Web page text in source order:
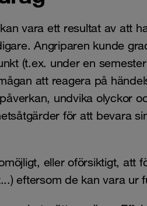
vara ett resultat av att
Angriparen kunde
(t.ex. under en
att reagera på
undvika olyckor
för att bevara
eller oförsiktigt, att
eftersom de kan vara ur